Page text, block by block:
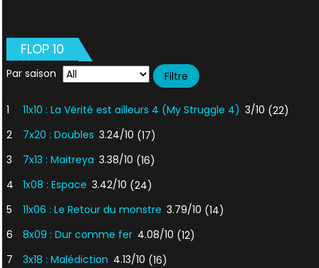
FLOP 10
Par saison
1 11x10 : La Vérité est ailleurs 4 (My Struggle 4) 3/10 (22)
2
7x20 : Doubles 3.24/10 (17)
3
7x13 : Maitreya 3.38/10 (16)
4
1x08 : Espace 3.42/10 (24)
5
11x06 : Le Retour du monstre 3.79/10 (14)
6
8x09 : Dur comme fer 4.08/10 (12)
7
3x18 : Malédiction 4.13/10 (16)